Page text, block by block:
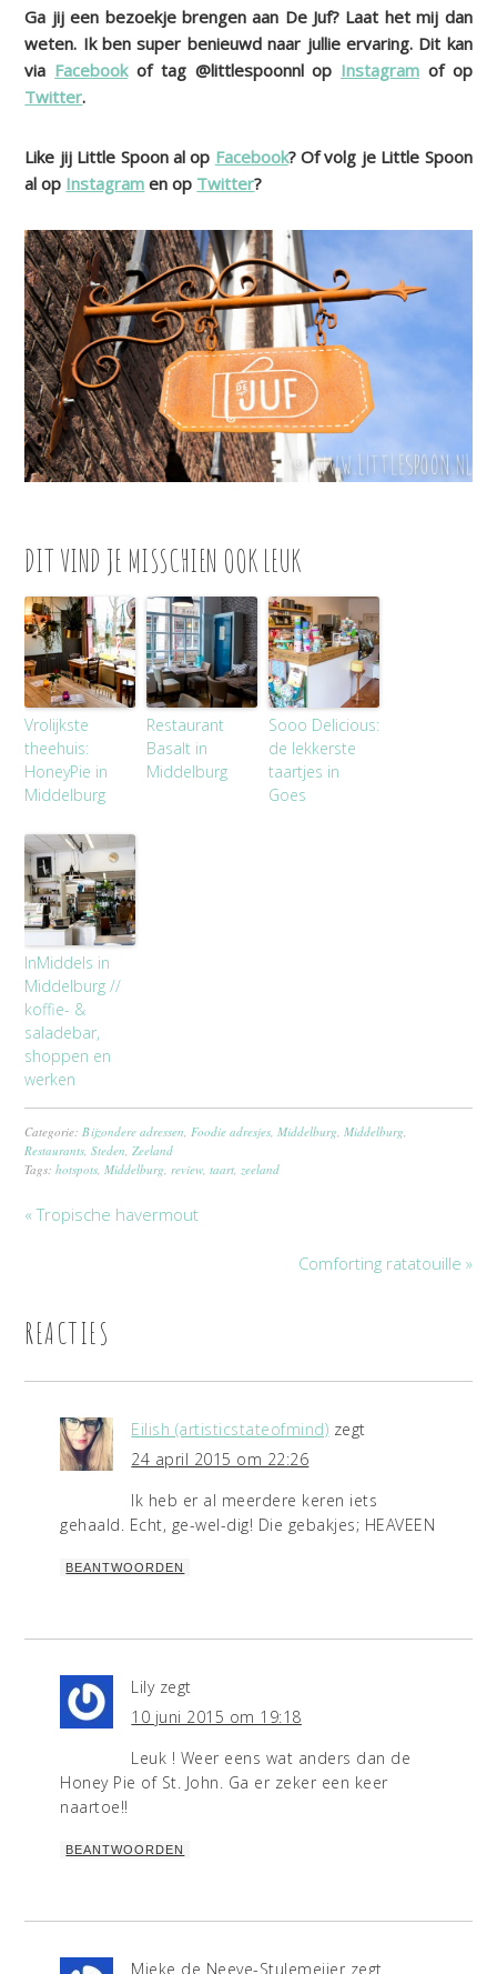
Ga jij een bezoekje brengen aan De Juf? Laat het mij dan
weten. Ik ben super benieuwd naar jullie ervaring. Dit kan
via Facebookof tag @littlespoonnl op Instagram of op
Twitter.
Like jij Little Spoon al op Facebook? Of volg je Little Spoon
al op Instagram en op Twitter?
DIT VIND JE MISSCHIEN OOK LEUK
Vrolijkste
theehuis:
HoneyPie in
Middelburg
Restaurant
Basalt in
Middelburg
Sooo Delicious:
de lekkerste
taartjes in
Goes
InMiddels in
Middelburg //
koffie- &
saladebar,
shoppen en
werken
Categorie: Bijzondere adressen Foodie adresjes ,Middelburg ,Middelburg
Restaurants ,Steden Zeeland
Tags:hotspots ,Middelburg review ,taart zeeland
« Tropische havermout
Comforting ratatouille »
REACTIES
Eilish (artisticstateofmind) zegt
24 april 2015 om 22:26
Ik heb er al meerdere keren iets
gehaald. Echt, ge-wel-dig! Die gebakjes; HEAVEEN
BEANTWOORDEN
Lily zegt
10 juni 2015 om 19:18
Leuk ! Weer eens wat anders dan de
Honey Pie of St. John. Ga er zeker een keer
naartoe!!
BEANTWOORDEN
Mieke de Neeve-Stulemeijer zegt